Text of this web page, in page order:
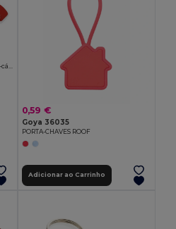
0,59 €
Goya 36035
PORTA-CHAVES ROOF
Adicionar ao Carrinho